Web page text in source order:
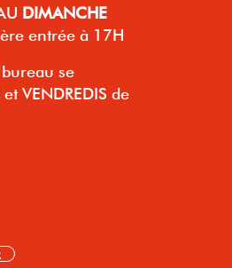
DIMANCHE
entrée à 17H
bureau se
VENDREDIS de